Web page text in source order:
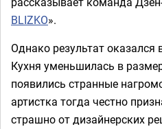
BLIZKO».
Однако результат
Кухня уменьшилась в
появились странные
артистка тогда честно
страшно от дизайнерских